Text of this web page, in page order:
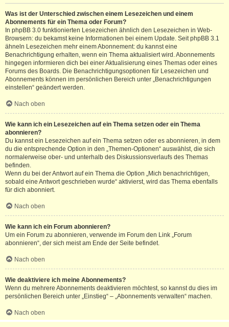
Was ist der Unterschied zwischen einem Lesezeichen und einem
Abonnements für ein Thema oder Forum?
In phpBB 3.0 funktionierten Lesezeichen ähnlich den Lesezeichen in Web-
Browsern: du bekamst keine Informationen bei einem Update. Seit phpBB 3.1
ähneln Lesezeichen mehr einem Abonnement: du kannst eine
Benachrichtigung erhalten, wenn ein Thema aktualisiert wird. Abonnements
hingegen informieren dich bei einer Aktualisierung eines Themas oder eines
Forums des Boards. Die Benachrichtigungsoptionen für Lesezeichen und
Abonnements können im persönlichen Bereich unter „Benachrichtigungen
einstellen“ geändert werden.
Nach oben
Wie kann ich ein Lesezeichen auf ein Thema setzen oder ein Thema
abonnieren?
Du kannst ein Lesezeichen auf ein Thema setzen oder es abonnieren, in dem
du die entsprechende Option in den „Themen-Optionen“ auswählst, die sich
normalerweise ober- und unterhalb des Diskussionsverlaufs des Themas
befinden.
Wenn du bei der Antwort auf ein Thema die Option „Mich benachrichtigen,
sobald eine Antwort geschrieben wurde“ aktivierst, wird das Thema ebenfalls
für dich abonniert.
Nach oben
Wie kann ich ein Forum abonnieren?
Um ein Forum zu abonnieren, verwende im Forum den Link „Forum
abonnieren“, der sich meist am Ende der Seite befindet.
Nach oben
Wie deaktiviere ich meine Abonnements?
Wenn du mehrere Abonnements deaktivieren möchtest, so kannst du dies im
persönlichen Bereich unter „Einstieg“ – „Abonnements verwalten“ machen.
Nach oben